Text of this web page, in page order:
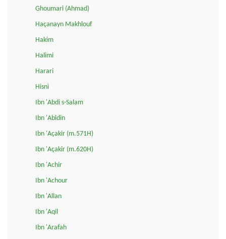
Ghoumari (Ahmad)
Haçanayn Makhlouf
Hakim
Halimi
Harari
Hisni
Ibn 'Abdi s-Salam
Ibn 'Abidin
Ibn 'Açakir (m.571H)
Ibn 'Açakir (m.620H)
Ibn 'Achir
Ibn 'Achour
Ibn 'Allan
Ibn 'Aqil
Ibn 'Arafah